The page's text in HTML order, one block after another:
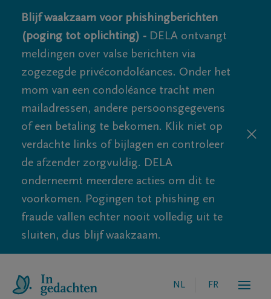
Blijf waakzaam voor phishingberichten
(poging tot oplichting) - DELA ontvangt
meldingen over valse berichten via
zogezegde privécondoléances. Onder het
mom van een condoléance tracht men
mailadressen, andere persoonsgegevens
of een betaling te bekomen. Klik niet op
verdachte links of bijlagen en controleer
de afzender zorgvuldig. DELA
onderneemt meerdere acties om dit te
voorkomen. Pogingen tot phishing en
fraude vallen echter nooit volledig uit te
sluiten, dus blijf waakzaam.
NL FR